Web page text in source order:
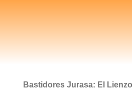
Bastidores Jurasa: El